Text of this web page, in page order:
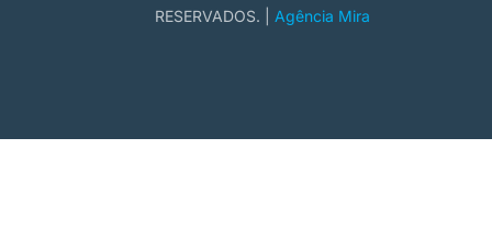
RESERVADOS. | Agência Mira